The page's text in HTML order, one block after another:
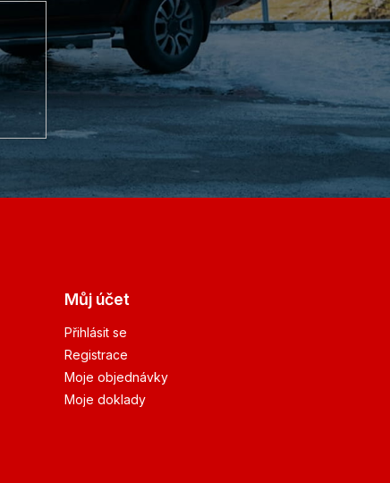
Můj účet
Přihlásit se
Registrace
Moje objednávky
Moje doklady